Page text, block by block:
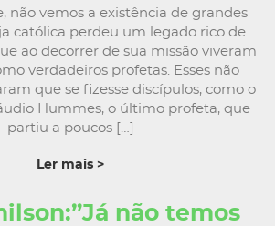
não vemos a existência de grandes
católica perdeu um legado rico de
ao decorrer de sua missão viveram
verdadeiros profetas. Esses não
que se fizesse discípulos, como o
Hummes, o último profeta, que
partiu a poucos […]
Ler mais >
não temos